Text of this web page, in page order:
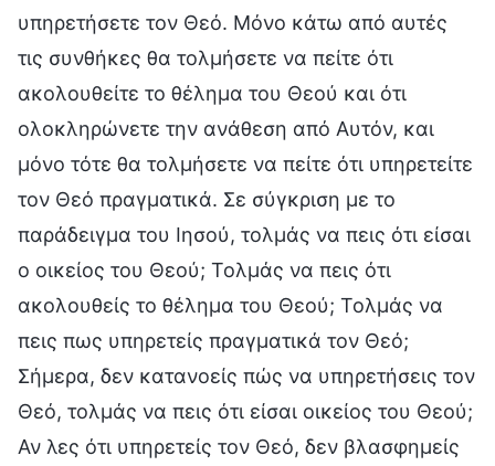
υπηρετήσετε τον Θεό. Μόνο κάτω από αυτές
τις συνθήκες θα τολμήσετε να πείτε ότι
ακολουθείτε το θέλημα του Θεού και ότι
ολοκληρώνετε την ανάθεση από Αυτόν, και
μόνο τότε θα τολμήσετε να πείτε ότι υπηρετείτε
τον Θεό πραγματικά. Σε σύγκριση με το
παράδειγμα του Ιησού, τολμάς να πεις ότι είσαι
ο οικείος του Θεού; Τολμάς να πεις ότι
ακολουθείς το θέλημα του Θεού; Τολμάς να
πεις πως υπηρετείς πραγματικά τον Θεό;
Σήμερα, δεν κατανοείς πώς να υπηρετήσεις τον
Θεό, τολμάς να πεις ότι είσαι οικείος του Θεού;
Αν λες ότι υπηρετείς τον Θεό, δεν βλασφημείς